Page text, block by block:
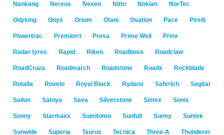
Nankang Nereus Nexen Nitto Nokian NorTec
Odyking Onyx Orium Otani Ovation Pace Pirelli
Powertrac Premiorri Presa Prime Well Prinx
Radar tyres Rapid Riken Roadboss Roadclaw
RoadCruza Roadmarch Roadstone Roadx Rockblade
Rotalla Rovelo Royal Black Rydanz Saferich Sagitar
Sailun Satoya Sava Silverstone Simex Sonix
Sonny Starmaxx Sumitomo Sunfull Sunny Suntek
Sunwide Superia Taurus Tecnica Three-A Thunderer